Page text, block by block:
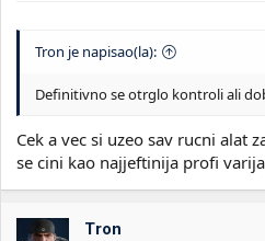
Tron je napisao(la):
Definitivno se otrglo kontroli ali
Cek a vec si uzeo sav rucni alat
se cini kao najjeftinija profi
Tron